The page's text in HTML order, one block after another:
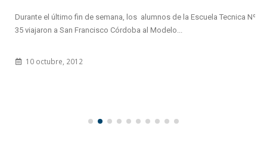
Durante el último fin de semana, los alumnos de la Escuela Tecnica Nº
35 viajaron a San Francisco Córdoba al Modelo...
10 octubre, 2012